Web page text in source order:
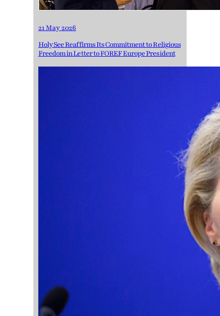
21 May 2026
Holy See Reaffirms Its Commitment to Religious
Freedom in Letter to FOREF Europe President